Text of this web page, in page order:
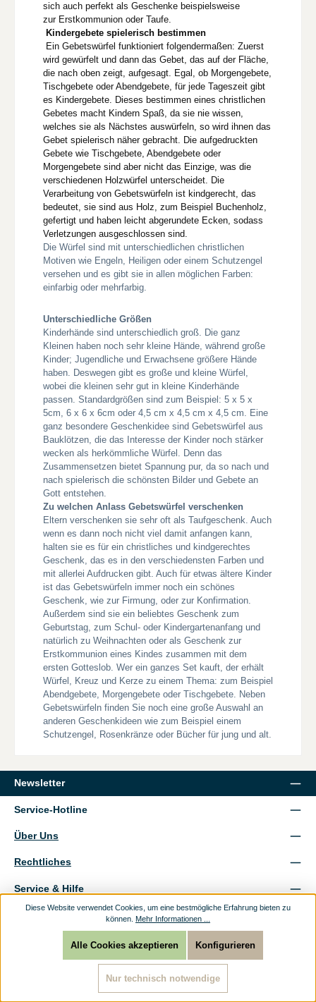
sich auch perfekt als Geschenke beispielsweise
zur Erstkommunion oder Taufe.
Kindergebete spielerisch bestimmen
Ein Gebetswürfel funktioniert folgendermaßen: Zuerst
wird gewürfelt und dann das Gebet, das auf der Fläche,
die nach oben zeigt, aufgesagt. Egal, ob Morgengebete,
Tischgebete oder Abendgebete, für jede Tageszeit gibt
es Kindergebete. Dieses bestimmen eines christlichen
Gebetes macht Kindern Spaß, da sie nie wissen,
welches sie als Nächstes auswürfeln, so wird ihnen das
Gebet spielerisch näher gebracht. Die aufgedruckten
Gebete wie Tischgebete, Abendgebete oder
Morgengebete sind aber nicht das Einzige, was die
verschiedenen Holzwürfel unterscheidet. Die
Verarbeitung von Gebetswürfeln ist kindgerecht, das
bedeutet, sie sind aus Holz, zum Beispiel Buchenholz,
gefertigt und haben leicht abgerundete Ecken, sodass
Verletzungen ausgeschlossen sind.
Die Würfel sind mit unterschiedlichen christlichen
Motiven wie Engeln, Heiligen oder einem Schutzengel
versehen und es gibt sie in allen möglichen Farben:
einfarbig oder mehrfarbig.
Unterschiedliche Größen
Kinderhände sind unterschiedlich groß. Die ganz
Kleinen haben noch sehr kleine Hände, während große
Kinder; Jugendliche und Erwachsene größere Hände
haben. Deswegen gibt es große und kleine Würfel,
wobei die kleinen sehr gut in kleine Kinderhände
passen. Standardgrößen sind zum Beispiel: 5 x 5 x
5cm, 6 x 6 x 6cm oder 4,5 cm x 4,5 cm x 4,5 cm. Eine
ganz besondere Geschenkidee sind Gebetswürfel aus
Bauklötzen, die das Interesse der Kinder noch stärker
wecken als herkömmliche Würfel. Denn das
Zusammensetzen bietet Spannung pur, da so nach und
nach spielerisch die schönsten Bilder und Gebete an
Gott entstehen.
Zu welchen Anlass Gebetswürfel verschenken
Eltern verschenken sie sehr oft als Taufgeschenk. Auch
wenn es dann noch nicht viel damit anfangen kann,
halten sie es für ein christliches und kindgerechtes
Geschenk, das es in den verschiedensten Farben und
mit allerlei Aufdrucken gibt. Auch für etwas ältere Kinder
ist das Gebetswürfeln immer noch ein schönes
Geschenk, wie zur Firmung, oder zur Konfirmation.
Außerdem sind sie ein beliebtes Geschenk zum
Geburtstag, zum Schul- oder Kindergartenanfang und
natürlich zu Weihnachten oder als Geschenk zur
Erstkommunion eines Kindes zusammen mit dem
ersten Gotteslob. Wer ein ganzes Set kauft, der erhält
Würfel, Kreuz und Kerze zu einem Thema: zum Beispiel
Abendgebete, Morgengebete oder Tischgebete. Neben
Gebetswürfeln finden Sie noch eine große Auswahl an
anderen Geschenkideen wie zum Beispiel einem
Schutzengel, Rosenkränze oder Bücher für jung und alt.
Newsletter
Service-Hotline
Über Uns
Rechtliches
Service & Hilfe
Versandarten
Diese Website verwendet Cookies, um eine bestmögliche Erfahrung bieten zu
können. Mehr Informationen ...
Nur technisch notwendige
Konfigurieren
Alle Cookies akzeptieren